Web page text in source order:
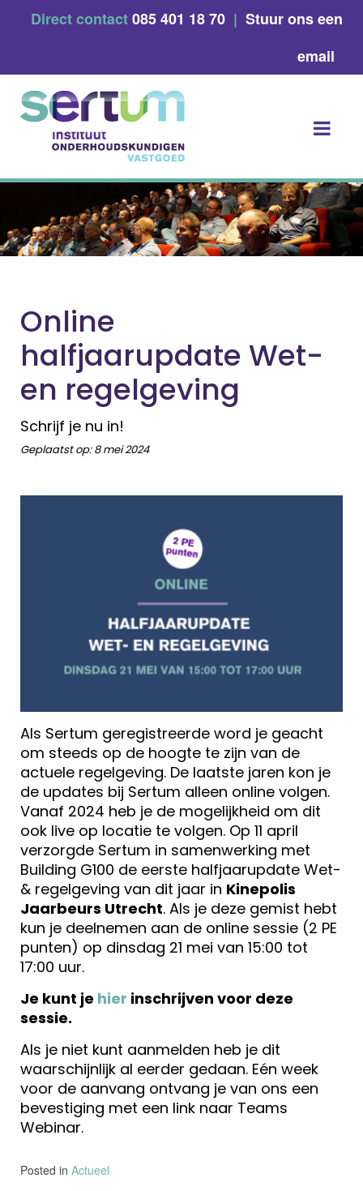
Direct contact085 401 18 70 | Stuur ons een
email
Online
halfjaarupdate Wet-
en regelgeving
Schrijf je nu in!
Geplaatst op:8 mei 2024
Als Sertum geregistreerde word je geacht
om steeds op de hoogte te zijn van de
actuele regelgeving. De laatste jaren kon je
de updates bij Sertum alleen online volgen.
Vanaf 2024 heb je de mogelijkheid om dit
ook live op locatie te volgen. Op 11 april
verzorgde Sertum in samenwerking met
Building G100 de eerste halfjaarupdate Wet-
& regelgeving van dit jaar in Kinepolis
Jaarbeurs Utrecht. Als je deze gemist hebt
kun je deelnemen aan de online sessie (2 PE
punten) op dinsdag 21 mei van 15:00 tot
17:00 uur.
Je kunt je hier inschrijven voor deze
sessie.
Als je niet kunt aanmelden heb je dit
waarschijnlijk al eerder gedaan. Eén week
voor de aanvang ontvang je van ons een
bevestiging met een link naar Teams
Webinar.
Posted in Actueel